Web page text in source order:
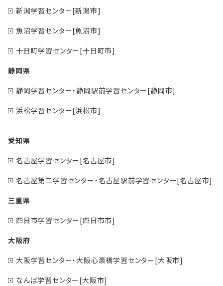
新潟学習センター[新潟市]
魚沼学習センター[魚沼市]
十日町学習センター[十日町市]
静岡県
静岡学習センター・静岡駅前学習センター[静岡市]
浜松学習センター[浜松市]
愛知県
名古屋学習センター[名古屋市]
名古屋第二学習センター・名古屋駅前学習センター[名古屋市]
三重県
四日市学習センター[四日市市]
大阪府
大阪学習センター・大阪心斎橋学習センター[大阪市]
なんば学習センター[大阪市]